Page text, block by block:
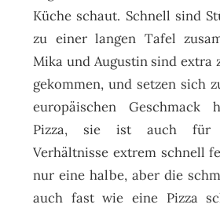
Küche schaut. Schnell sind
zu einer langen Tafel
Mika und Augustin sind extra
gekommen, und setzen sich
europäischen Geschmack
Pizza, sie ist auch für
Verhältnisse extrem schnell
nur eine halbe, aber die
auch fast wie eine Pizza